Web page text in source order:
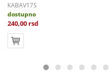
KABAV17S
dostupno
240,00 rsd